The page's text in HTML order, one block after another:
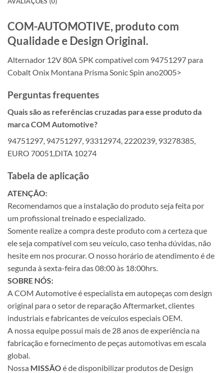
COM-AUTOMOTIVE, produto com
Qualidade e Design Original.
Alternador 12V 80A 5PK compatível com 94751297 para
Cobalt Onix Montana Prisma Sonic Spin ano2005>
Perguntas frequentes
Quais são as referências cruzadas para esse produto da
marca COM Automotive?
94751297, 94751297, 93312974, 2220239, 93278385,
EURO 70051,DITA 10274
Tabela de aplicação
ATENÇÃO:
Recomendamos que a instalação do produto seja feita por
um profissional treinado e especializado.
Somente realize a compra deste produto com a certeza que
ele seja compatível com seu veículo, caso tenha dúvidas, não
hesite em nos procurar. O nosso horário de atendimento é de
segunda à sexta-feira das 08:00 às 18:00hrs.
SOBRE NÓS:
A COM Automotive é especialista em autopeças com design
original para o setor de reparação Aftermarket, clientes
industriais e fabricantes de veículos especiais OEM.
A nossa equipe possui mais de 28 anos de experiência na
fabricação e fornecimento de peças automotivas em escala
global.
Nossa MISSÃOé de disponibilizar produtos de Design